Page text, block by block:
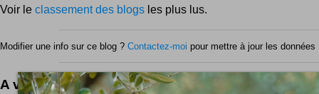
Voir le classement des blogs les plus lus.
Modifier une info sur ce blog ? Contactez-moi pour mettre à jour les données
A voir aussi ...